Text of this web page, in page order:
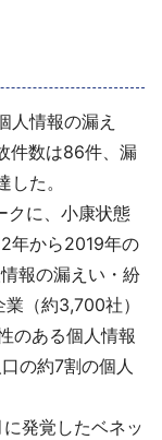
情報の漏え
件数は86件、漏
た。
に、小康状態
年から2019年の
報の漏えい・紛
（約3,700社）
のある個人情報
の約7割の個人
発覚したベネッ